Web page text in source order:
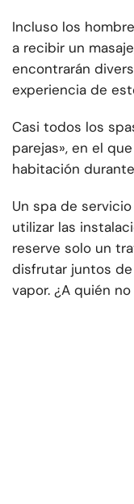
Incluso los
a recibir un
encontrarán
experiencia de
Casi todos los
parejas», en el
habitación
Un spa de
utilizar las
reserve solo un
disfrutar juntos de
vapor. ¿A quién